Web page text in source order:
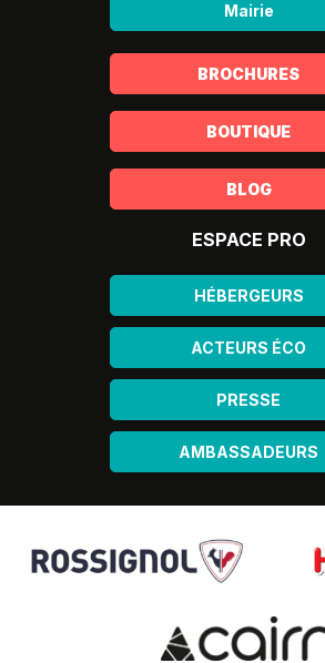
Mairie
BROCHURES
BOUTIQUE
BLOG
ESPACE PRO
HÉBERGEURS
ACTEURS ÉCO
PRESSE
AMBASSADEURS